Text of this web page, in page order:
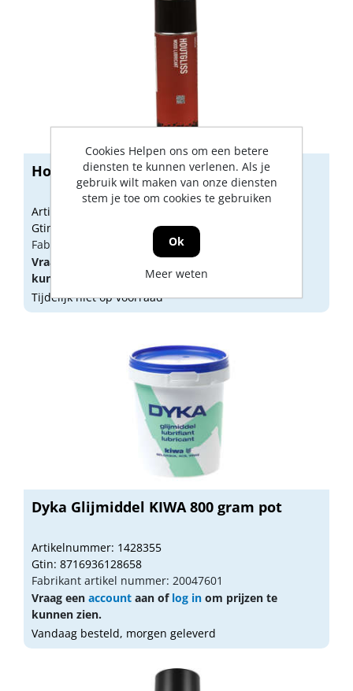
Houtglijmiddel siliconenvrij 400 ml
Artikelnummer: 1516716
Gtin: 8714678023972
Fabrikant artikel nummer: 1516716
Vraag een
aan oflog in
kunnen zien.
Tijdelijk niet op voorraad
Dyka Glijmiddel KIWA 800 gram pot
Artikelnummer: 1428355
Gtin: 8716936128658
Fabrikant artikel nummer: 20047601
Vraag een account aan of log in om prijzen te
kunnen zien.
Vandaag besteld, morgen geleverd
Cookies Helpen ons om een betere
diensten te kunnen verlenen. Als je
gebruik wilt maken van onze diensten
stem je toe om cookies te gebruiken
Ok
Meer weten